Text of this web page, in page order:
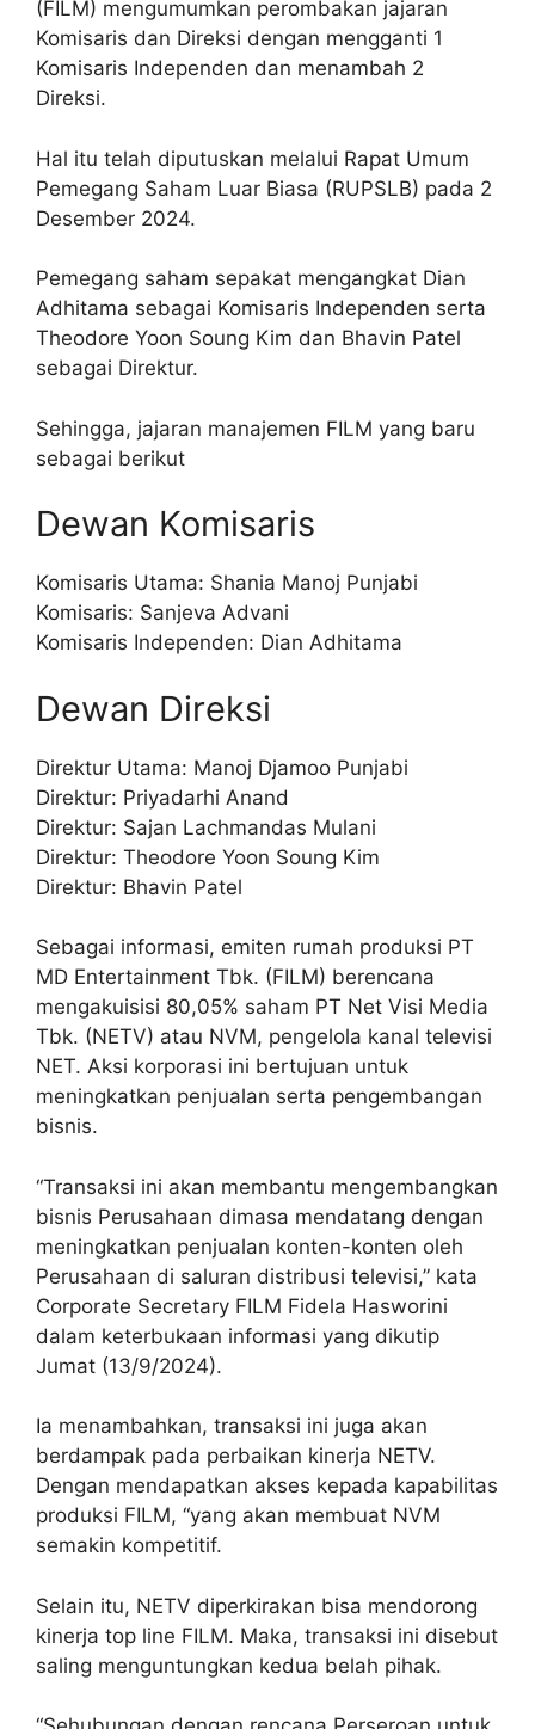
(FILM) mengumumkan perombakan jajaran
Komisaris dan Direksi dengan mengganti 1
Komisaris Independen dan menambah 2
Direksi.
Hal itu telah diputuskan melalui Rapat Umum
Pemegang Saham Luar Biasa (RUPSLB) pada 2
Desember 2024.
Pemegang saham sepakat mengangkat Dian
Adhitama sebagai Komisaris Independen serta
Theodore Yoon Soung Kim dan Bhavin Patel
sebagai Direktur.
Sehingga, jajaran manajemen FILM yang baru
sebagai berikut
Dewan Komisaris
Komisaris Utama: Shania Manoj Punjabi
Komisaris: Sanjeva Advani
Komisaris Independen: Dian Adhitama
Dewan Direksi
Direktur Utama: Manoj Djamoo Punjabi
Direktur: Priyadarhi Anand
Direktur: Sajan Lachmandas Mulani
Direktur: Theodore Yoon Soung Kim
Direktur: Bhavin Patel
Sebagai informasi, emiten rumah produksi PT
MD Entertainment Tbk. (FILM) berencana
mengakuisisi 80,05% saham PT Net Visi Media
Tbk. (NETV) atau NVM, pengelola kanal televisi
NET. Aksi korporasi ini bertujuan untuk
meningkatkan penjualan serta pengembangan
bisnis.
“Transaksi ini akan membantu mengembangkan
bisnis Perusahaan dimasa mendatang dengan
meningkatkan penjualan konten-konten oleh
Perusahaan di saluran distribusi televisi,” kata
Corporate Secretary FILM Fidela Hasworini
dalam keterbukaan informasi yang dikutip
Jumat (13/9/2024).
Ia menambahkan, transaksi ini juga akan
berdampak pada perbaikan kinerja NETV.
Dengan mendapatkan akses kepada kapabilitas
produksi FILM, “yang akan membuat NVM
semakin kompetitif.
Selain itu, NETV diperkirakan bisa mendorong
kinerja top line FILM. Maka, transaksi ini disebut
saling menguntungkan kedua belah pihak.